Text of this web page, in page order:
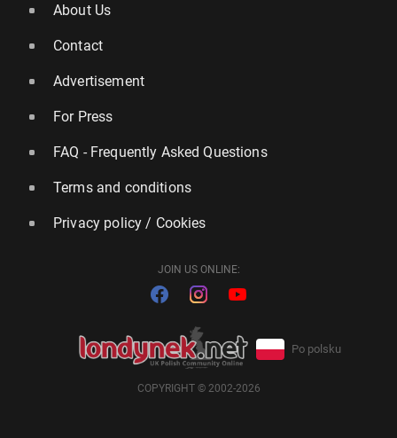
About Us
Contact
Advertisement
For Press
FAQ - Frequently Asked Questions
Terms and conditions
Privacy policy / Cookies
JOIN US ONLINE:
Po polsku
COPYRIGHT © 2002-2026